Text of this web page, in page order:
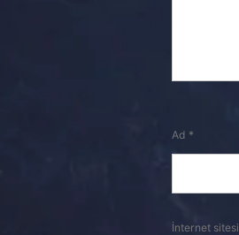
Ad *
İnternet sitesi